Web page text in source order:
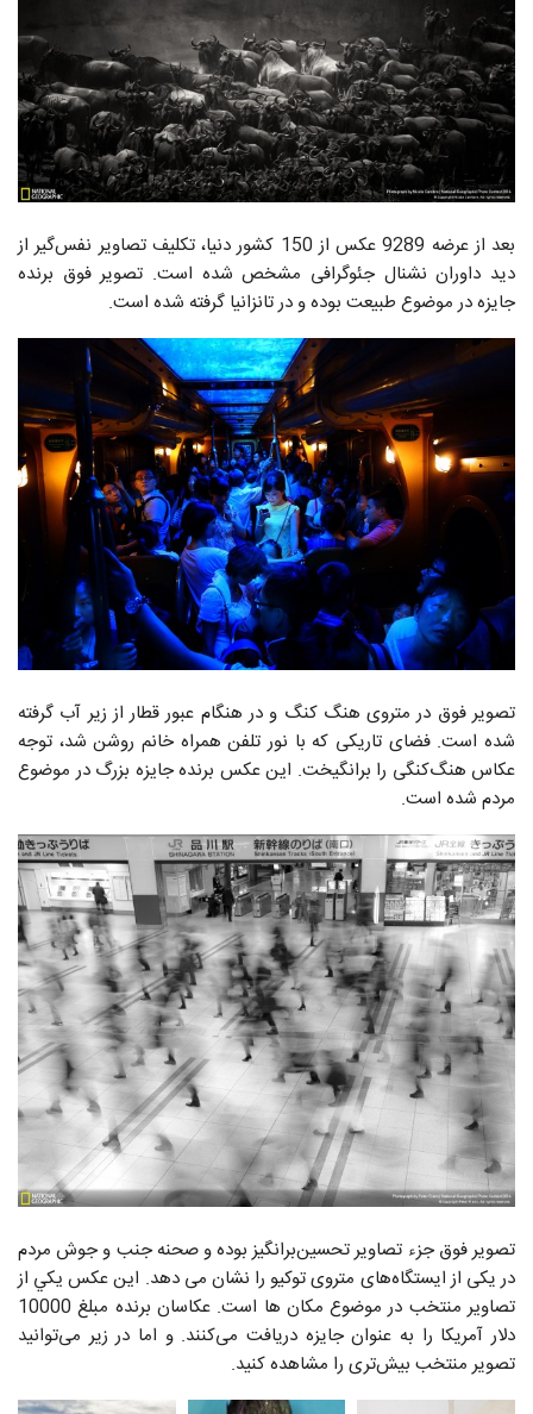
بعد از عرضه 9289 عکس از 150 کشور دنیا، تکلیف تصاویر نفس‌گیر از
دید داوران نشنال جئوگرافی مشخص شده است. تصویر فوق برنده
جایزه در موضوع طبیعت بوده و در تانزانیا گرفته شده است.
تصویر فوق در متروی هنگ کنگ و در هنگام عبور قطار از زیر آب گرفته
شده است. فضای تاریکی که با نور تلفن همراه خانم روشن شد، توجه
عکاس هنگ‌کنگی را برانگیخت. اين عكس برنده جايزه بزرگ در موضوع
مردم شده است.
تصویر فوق جزء تصاویر تحسین‌برانگیز بوده و صحنه‌ جنب و جوش مردم
در یکی از ایستگاه‌های متروی توکیو را نشان می دهد. اين عكس يكي از
تصاوير منتخب در موضوع مكان ها است. عکاسان برنده مبلغ 10000
دلار آمریکا را به عنوان جایزه دریافت می‌کنند. و اما در زیر می‌توانید
تصویر منتخب بیش‌تری را مشاهده کنید.